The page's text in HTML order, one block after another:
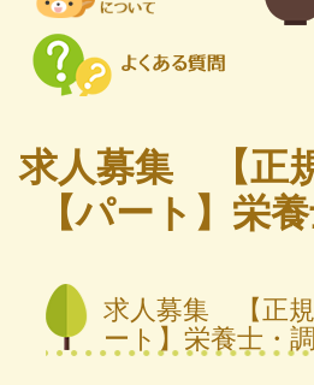
求人募集 【正
【パート】栄
求人募集 【正
ート】栄養士・